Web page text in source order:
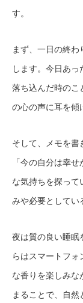
す。
まず、一日の終
します。今日あ
落ち込んだ時のこ
の心の声に耳を傾
そして、メモを書
「今の自分は幸
な気持ちを探って
みや必要としてい
夜は質の良い睡眠
らはスマートフォ
な香りを楽しみな
まることで、自然